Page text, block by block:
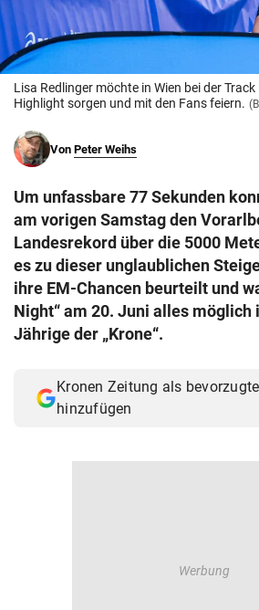
© Krone Multimedia GmbH & Co KG
Muthgasse 2, 1190 Wien
Lisa Redlinger möchte in Wien bei der
Highlight sorgen und mit den Fans feiern.
Von Peter Weihs
Um unfassbare 77 Sekunden
am vorigen Samstag den
Landesrekord über die 5000
es zu dieser unglaublichen
ihre EM-Chancen beurteilt und
Night“ am 20. Juni alles möglich
Jährige der „Krone“.
Kronen Zeitung als
hinzufügen